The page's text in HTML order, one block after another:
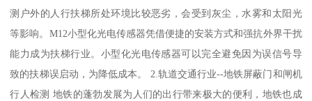
测户外的人行扶梯所处环境比较恶劣，会受到灰尘，水雾和太阳光
等影响。M12小型化光电传感器凭借便捷的安装方式和强抗外界干扰
能力成为扶梯行业。小型化光电传感器可以完全避免因为误信号导
致的扶梯误启动，为降低成本。 2.轨道交通行业--地铁屏蔽门和闸机
行人检测 地铁的蓬勃发展为人们的出行带来极大的便利，地铁也成